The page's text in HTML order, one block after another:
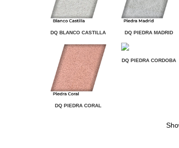
DQ BLANCO CASTILLA DQ PIEDRA MADRID
DQ PIEDRA CORAL
DQ PIEDRA CORDOBA